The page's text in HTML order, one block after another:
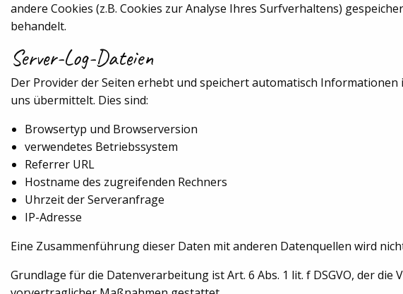
andere Cookies (z.B. Cookies zur Analyse Ihres Surfverhaltens)
behandelt.
Server-Log-Dateien
Der Provider der Seiten erhebt und speichert automatisch
uns übermittelt. Dies sind:
Browsertyp und Browserversion
verwendetes Betriebssystem
Referrer URL
Hostname des zugreifenden Rechners
Uhrzeit der Serveranfrage
IP-Adresse
Eine Zusammenführung dieser Daten mit anderen Datenquellen wird
Grundlage für die Datenverarbeitung ist Art. 6 Abs. 1 lit. f DSGVO, der